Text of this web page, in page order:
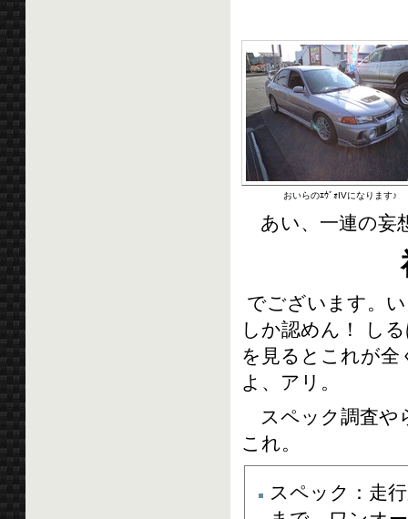
おいらのｴｳﾞｫIVになります♪
あい、一連の妄
でございます。
しか認めん！ し
を見るとこれが全
よ、アリ。
スペック調査や
これ。
スペック：走